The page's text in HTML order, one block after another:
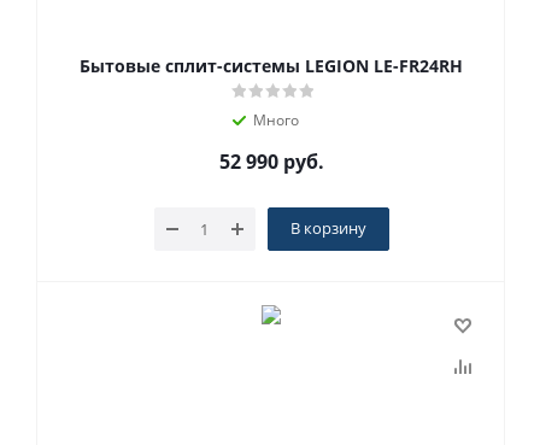
Бытовые сплит-системы LEGION LE-FR24RH
Много
52 990руб.
В корзину